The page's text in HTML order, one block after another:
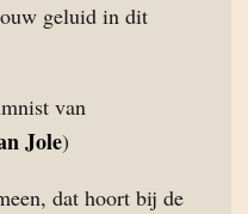
geluid in dit
van
Jole)
dat hoort bij de